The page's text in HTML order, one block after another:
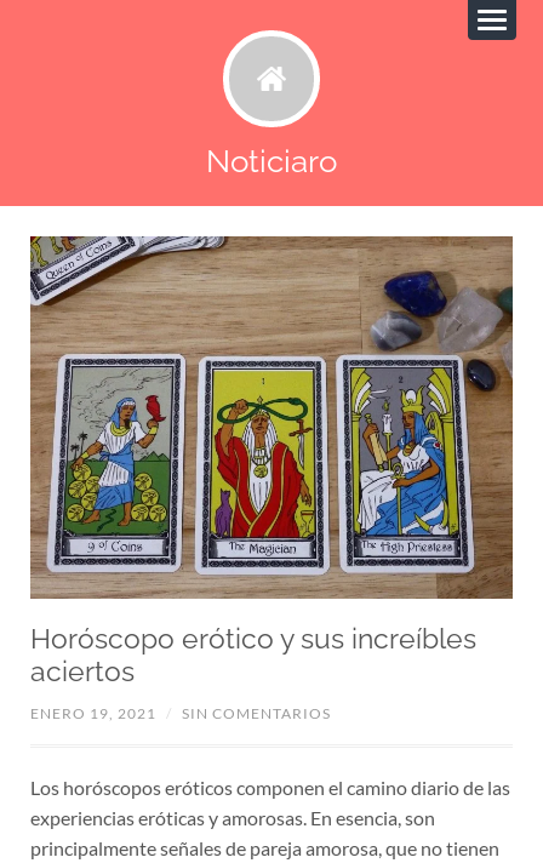
Noticiaro
Horóscopo erótico y sus increíbles
aciertos
ENERO 19, 2021 / SIN COMENTARIOS
Los horóscopos eróticos componen el camino diario de las
experiencias eróticas y amorosas. En esencia, son
principalmente señales de pareja amorosa, que no tienen